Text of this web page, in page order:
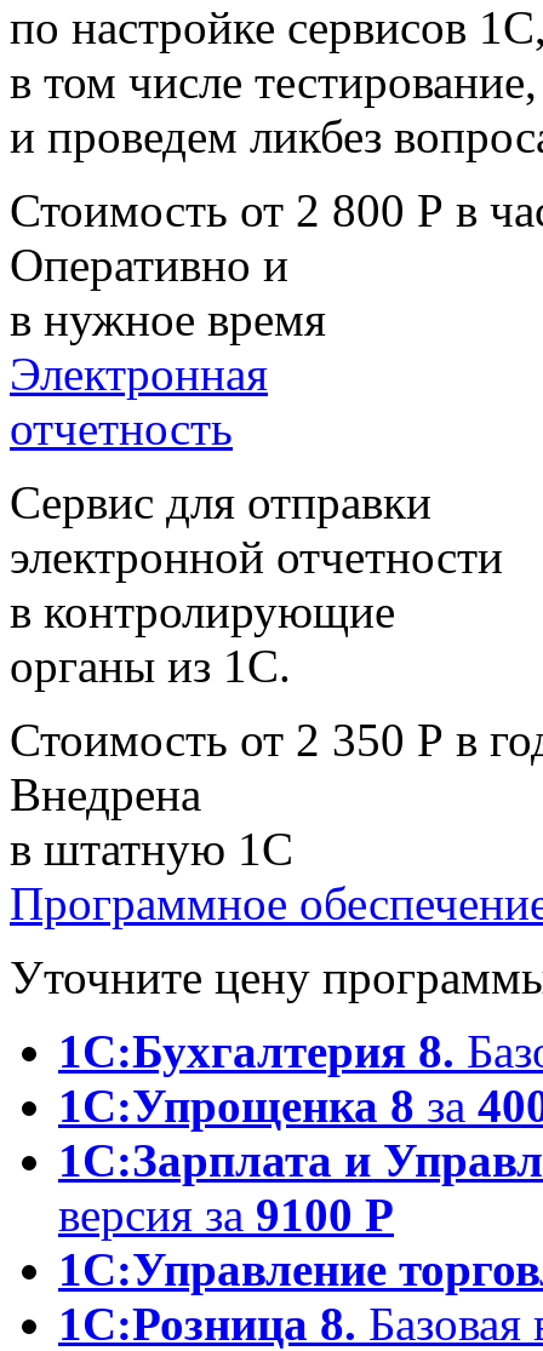
по настройке сервисов
в том числе тестирование,
и проведем ликбез
Стоимость от 2 800 Р в
Оперативно и
в нужное время
Электронная
отчетность
Сервис для отправки
электронной отчетности
в контролирующие
органы из 1С.
Стоимость от 2 350 Р в
Внедрена
в штатную 1С
Программное
Уточните цену
1С:Бухгалтерия 8.
1С:Упрощенка 8 за
1С:Зарплата и
версия за 9100 Р
1С:Управление
1С:Розница 8. Базовая